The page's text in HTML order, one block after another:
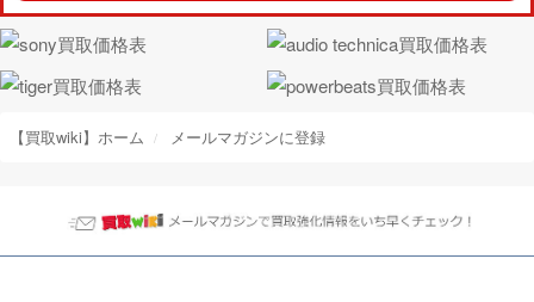
【買取wiki】ホーム メールマガジンに登録